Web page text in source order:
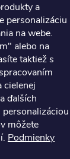
a
personalizáciu
na webe.
alebo na
taktiež s
cielenej
ďalších
môžete
Podmienky
A
PRE
PRACOVNÉ
ODSTÚPENIE OD
Obchodné